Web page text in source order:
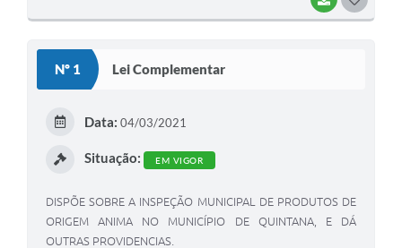
Nº 1 Lei Complementar
Data: 04/03/2021
Situação: EM VIGOR
DISPÕE SOBRE A INSPEÇÃO MUNICIPAL DE PRODUTOS DE
ORIGEM ANIMA NO MUNICÍPIO DE QUINTANA, E DÁ
OUTRAS PROVIDENCIAS.